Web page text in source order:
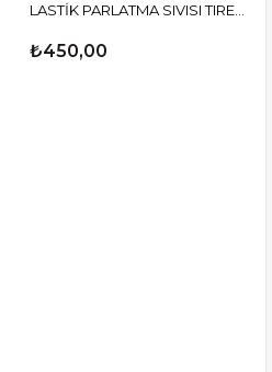
LASTİK PARLATMA SIVISI TIRE
₺450,00